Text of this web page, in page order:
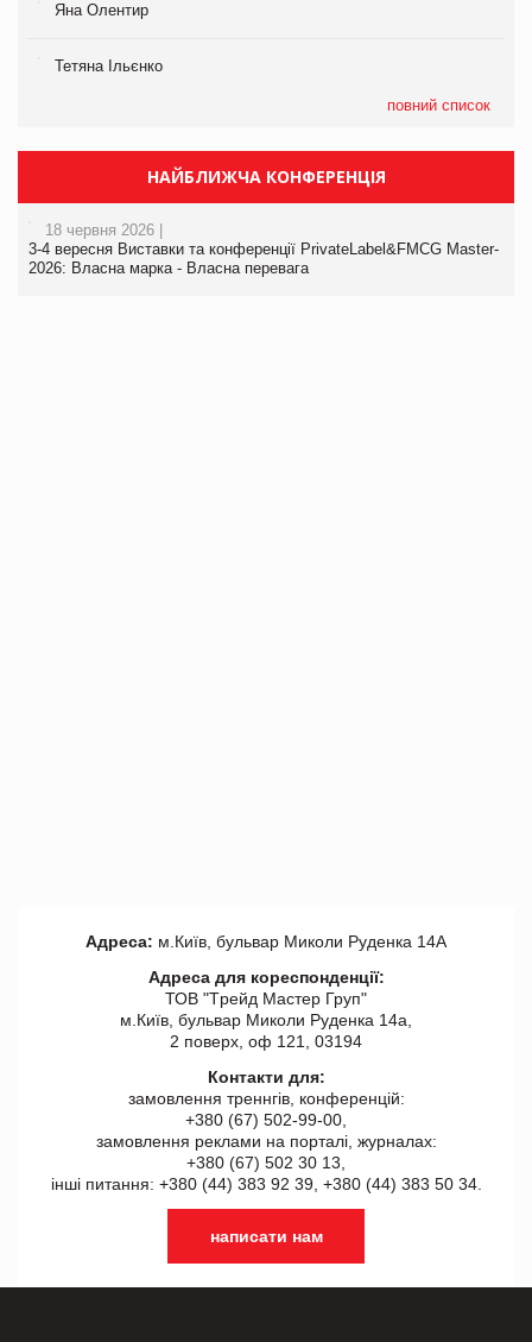
Яна Олентир
Тетяна Ільєнко
повний список
НАЙБЛИЖЧА КОНФЕРЕНЦІЯ
18 червня 2026 |
3-4 вересня Виставки та конференції PrivateLabel&FMCG Master-
2026: Власна марка - Власна перевага
Адреса: м.Київ, бульвар Миколи Руденка 14А
Адреса для кореспонденції:
ТОВ "Tрейд Мастер Груп"
м.Київ, бульвар Миколи Руденка 14а,
2 поверх, оф 121, 03194
Контакти для:
замовлення треннгів, конференцій:
+380 (67) 502-99-00,
замовлення реклами на порталі, журналах:
+380 (67) 502 30 13,
інші питання: +380 (44) 383 92 39, +380 (44) 383 50 34.
написати нам